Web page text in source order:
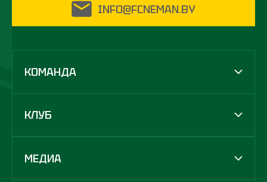
INFO@FCNEMAN.BY
КОМАНДА
КЛУБ
МЕДИА